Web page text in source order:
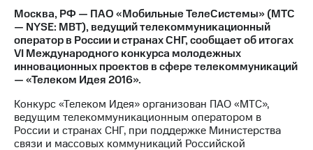
Контакты
Медиа-центр
Пресс-
релизы
МТС
о технологиях
Достижения
Москва, РФ — ПАО «Мобильные ТелеСистемы» (МТС
— NYSE: MBT), ведущий телекоммуникационный
оператор в России и странах СНГ, сообщает об итогах
VI Международного конкурса молодежных
инновационных проектов в сфере телекоммуникаций
— «Телеком Идея 2016».
Конкурс «Телеком Идея» организован ПАО «МТС»,
ведущим телекоммуникационным оператором в
России и странах СНГ, при поддержке Министерства
связи и массовых коммуникаций Российской